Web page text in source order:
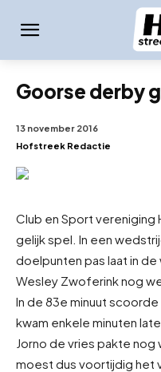
Goorse derby
13 november 2016
Hofstreek Redactie
Club en Sport vereniging
gelijk spel. In een
doelpunten pas laat in
Wesley Zwoferink nog
In de 83e minuut
kwam enkele minuten
Jorno de vries pakte
moest dus voortijdig het